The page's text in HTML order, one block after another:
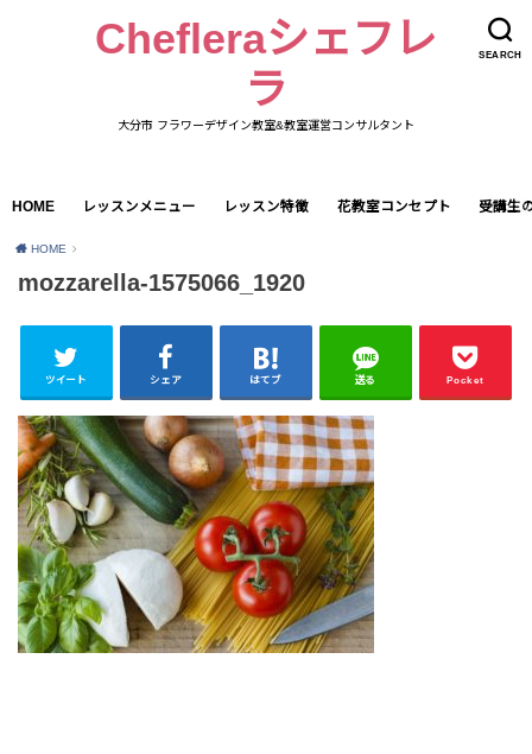
SEARCH
Chefleraシェフレ
ラ
大分市 フラワーデザイン教室&教室運営コンサルタント
HOME レッスンメニュー レッスン特徴 花教室コンセプト 受講生
HOME
mozzarella-1575066_1920
ツイート シェア はてブ 送る Pocket